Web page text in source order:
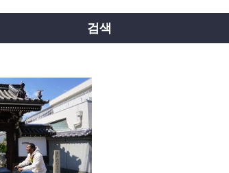
토스지선 뉴트램
검색